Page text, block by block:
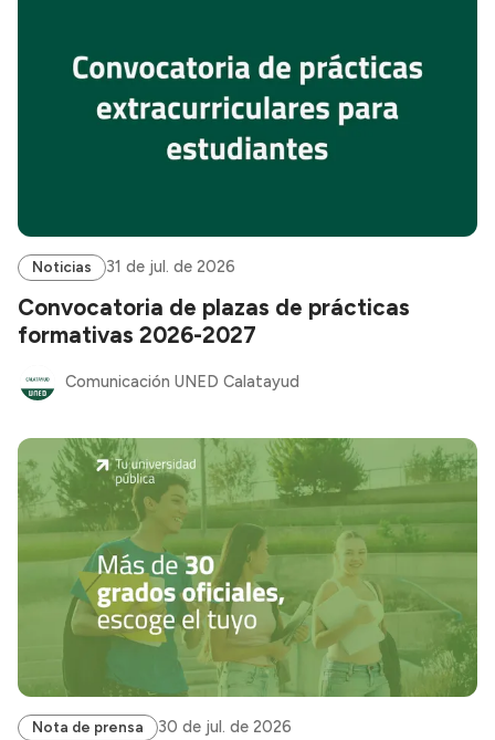
Noticias 31 de jul. de 2026
Convocatoria de plazas de prácticas
formativas 2026-2027
Comunicación UNED Calatayud
Nota de prensa 30 de jul. de 2026